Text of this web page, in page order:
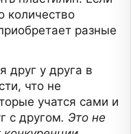
количество
разные
друг у друга в
что не
учатся сами и
с другом. Это не